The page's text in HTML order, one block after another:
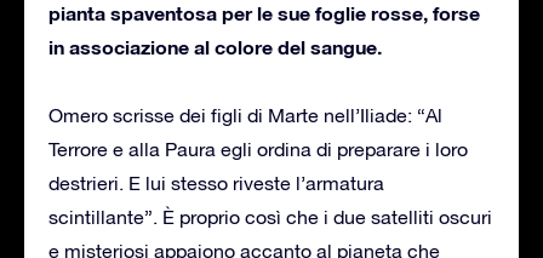
pianta spaventosa per le sue foglie rosse, forse
in associazione al colore del sangue.
Omero scrisse dei figli di Marte nell’Iliade: “Al
Terrore e alla Paura egli ordina di preparare i loro
destrieri. E lui stesso riveste l’armatura
scintillante”. È proprio così che i due satelliti oscuri
e misteriosi appaiono accanto al pianeta che